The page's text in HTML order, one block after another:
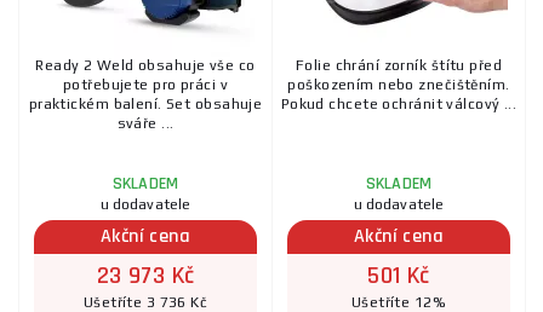
Ready 2 Weld obsahuje vše co
potřebujete pro práci v
praktickém balení. Set obsahuje
sváře ...
SKLADEM
u dodavatele
Akční cena
23 973 Kč
Ušetříte 3 736 Kč
Folie chrání zorník štítu před
poškozením nebo znečištěním.
Pokud chcete ochránit válcový ...
SKLADEM
u dodavatele
Akční cena
501 Kč
Ušetříte 12%